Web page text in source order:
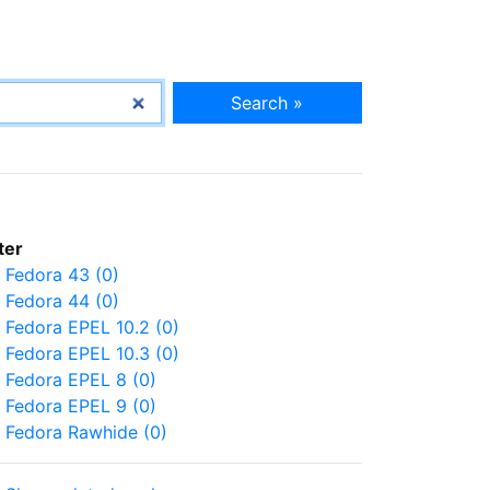
Search »
Fedora 43 (0)
Fedora 44 (0)
Fedora EPEL 10.2 (0)
Fedora EPEL 10.3 (0)
Fedora EPEL 8 (0)
Fedora EPEL 9 (0)
Fedora Rawhide (0)